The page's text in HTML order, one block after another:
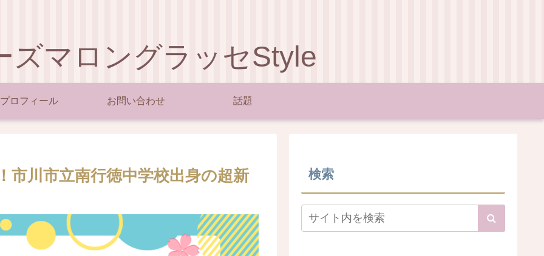
ズマロングラッセStyle
プロフィール お問い合わせ 話題
市川市立南行徳中学校出身の超新 検索